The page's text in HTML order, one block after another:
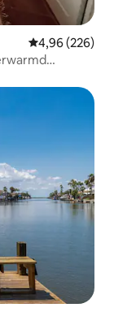
Gemiddelde
4,96 (226)